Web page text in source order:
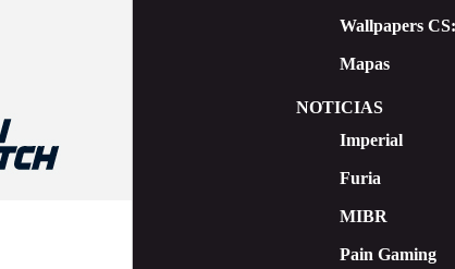
Wallpapers
Mapas
NOTICIAS
Imperial
Furia
MIBR
Pain Gaming